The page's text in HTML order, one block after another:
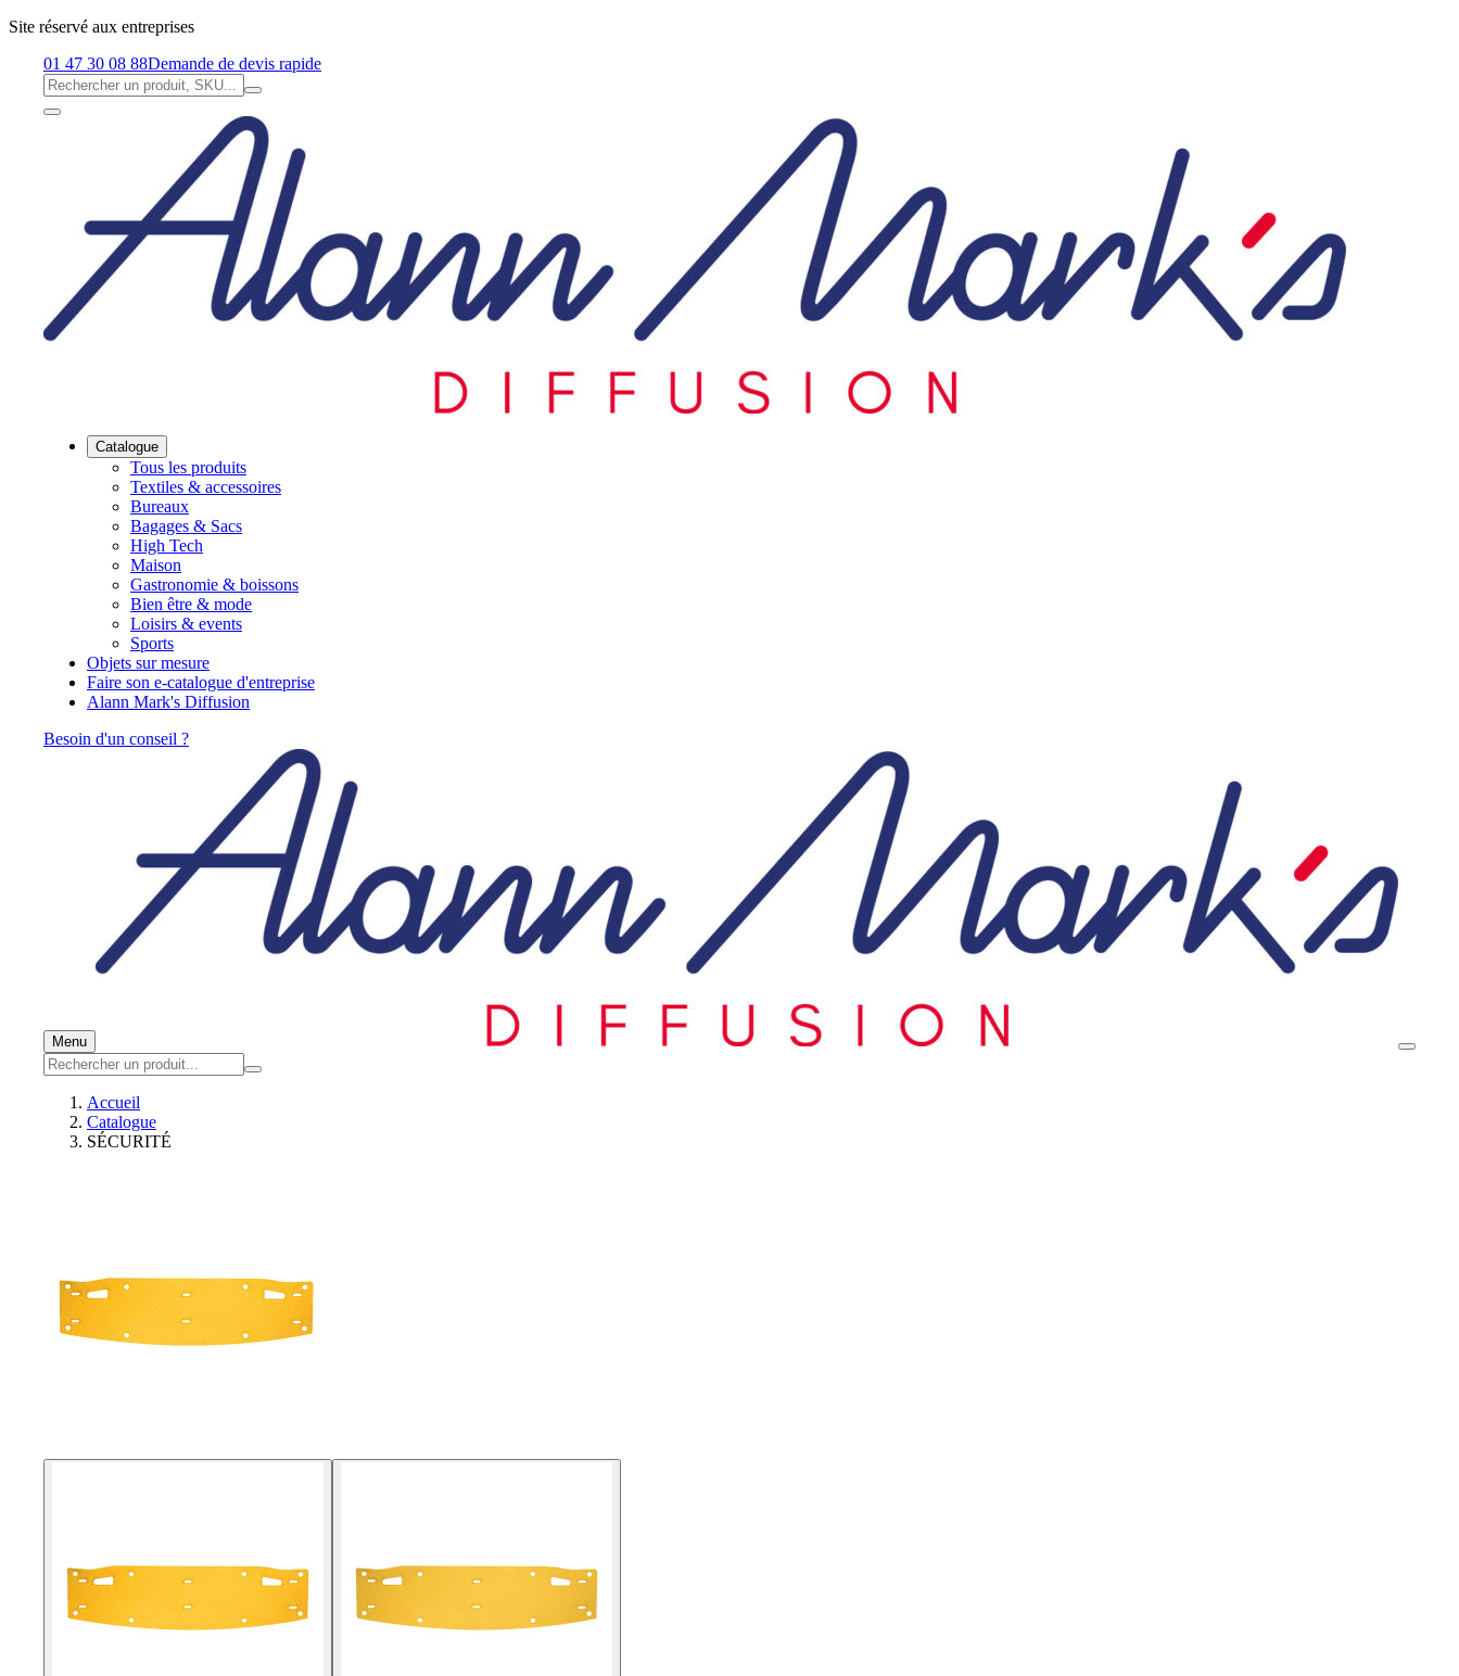
Site réservé aux entreprises
01 47 30 08 88Demande de devis rapide
Catalogue
Tous les produits
Textiles & accessoires
Bureaux
Bagages & Sacs
High Tech
Maison
Gastronomie & boissons
Bien être & mode
Loisirs & events
Sports
Objets sur mesure
Faire son e-catalogue d'entreprise
Alann Mark's Diffusion
Besoin d'un conseil ?
Menu
Accueil
Catalogue
SÉCURITÉ